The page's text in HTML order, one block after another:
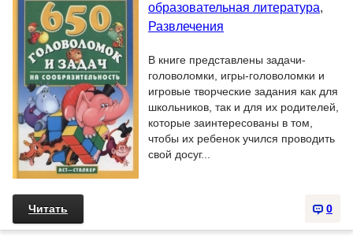
образовательная литература,
Развлечения
В книге представлены задачи-
головоломки, игры-головоломки и
игровые творческие задания как для
школьников, так и для их родителей,
которые заинтересованы в том,
чтобы их ребенок учился проводить
свой досуг...
0
Читать